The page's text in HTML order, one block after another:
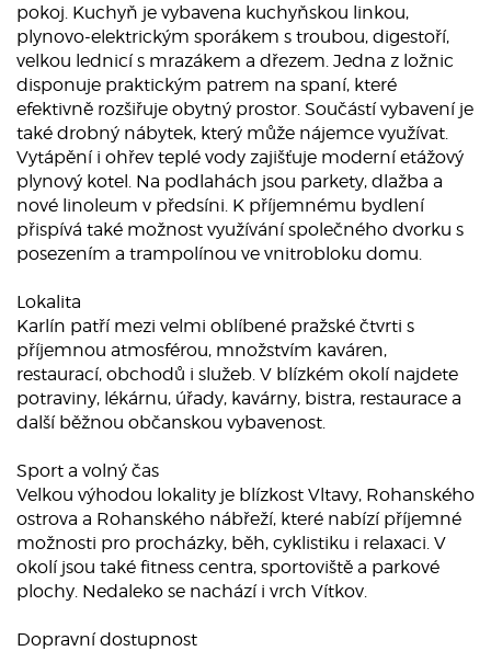
pokoj. Kuchyň je vybavena kuchyňskou linkou,
plynovo-elektrickým sporákem s troubou, digestoří,
velkou lednicí s mrazákem a dřezem. Jedna z ložnic
disponuje praktickým patrem na spaní, které
efektivně rozšiřuje obytný prostor. Součástí vybavení je
také drobný nábytek, který může nájemce využívat.
Vytápění i ohřev teplé vody zajišťuje moderní etážový
plynový kotel. Na podlahách jsou parkety, dlažba a
nové linoleum v předsíni. K příjemnému bydlení
přispívá také možnost využívání společného dvorku s
posezením a trampolínou ve vnitrobloku domu.
Lokalita
Karlín patří mezi velmi oblíbené pražské čtvrti s
příjemnou atmosférou, množstvím kaváren,
restaurací, obchodů i služeb. V blízkém okolí najdete
potraviny, lékárnu, úřady, kavárny, bistra, restaurace a
další běžnou občanskou vybavenost.
Sport a volný čas
Velkou výhodou lokality je blízkost Vltavy, Rohanského
ostrova a Rohanského nábřeží, které nabízí příjemné
možnosti pro procházky, běh, cyklistiku i relaxaci. V
okolí jsou také fitness centra, sportoviště a parkové
plochy. Nedaleko se nachází i vrch Vítkov.
Dopravní dostupnost